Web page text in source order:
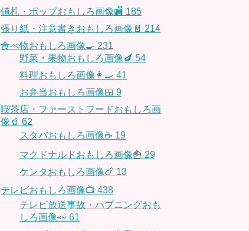
値札・ポップおもしろ画像🏬 185
張り紙・注意書きおもしろ画像📄 214
食べ物おもしろ画像🍳 231
野菜・果物おもしろ画像🍆 54
料理おもしろ画像👩‍🍳 41
お弁当おもしろ画像🍱 9
喫茶店・ファーストフードおもしろ画
像🥤 62
スタバおもしろ画像☕️ 19
マクドナルドおもしろ画像🍟 29
ケンタおもしろ画像🍗 13
テレビおもしろ画像📺 438
テレビ放送事故・ハプニングおも
しろ画像👀 61